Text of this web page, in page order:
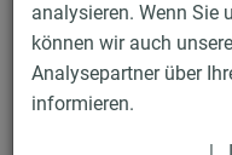
analysieren. Wenn Sie
können wir auch
Analysepartner über
informieren.
Produkte
Feuerverzinkte Produkte
MPR-